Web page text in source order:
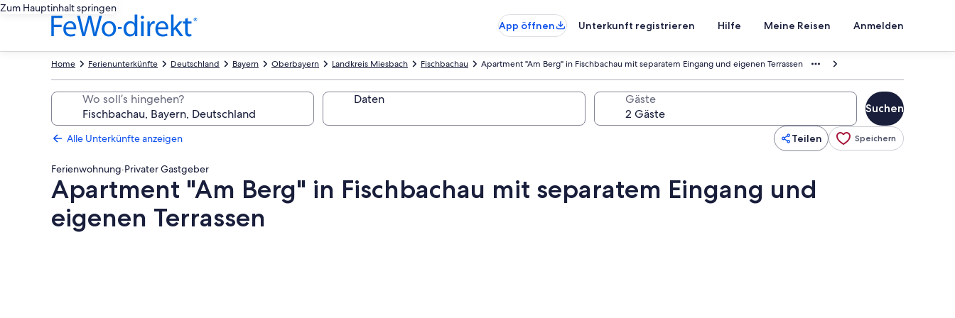
Zum Hauptinhalt springen
App öffnen
Unterkunft registrieren Hilfe Meine Reisen Anmelden
Apartment "Am Berg" in Fischbachau mit separatem Eingang und eigenen Terrassen
Fischbachau
Landkreis Miesbach
Oberbayern
Bayern
Deutschland
Ferienunterkünfte
Home
Wo soll’s hingehen? Daten Gäste
Suchen
Alle Unterkünfte anzeigen Teilen Speichern
Ferienwohnung·Privater Gastgeber
Apartment "Am Berg" in Fischbachau mit separatem Eingang und
eigenen Terrassen